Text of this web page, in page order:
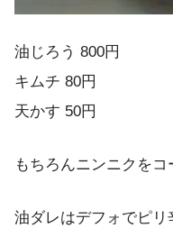
油じろう 800円
キムチ 80円
天かす 50円
もちろんニンニクをコ
油ダレはデフォでピ